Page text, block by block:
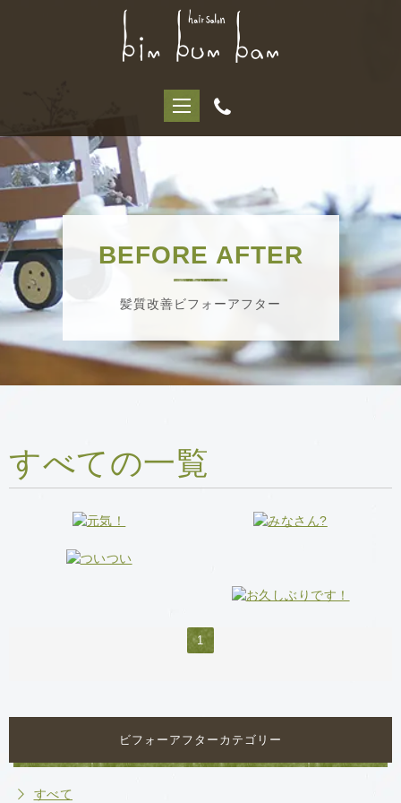
BEFORE AFTER
髪質改善ビフォーアフター
すべての一覧
1
ビフォーアフターカテゴリー
すべて